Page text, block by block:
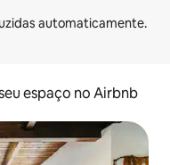
espaço no Airbnb